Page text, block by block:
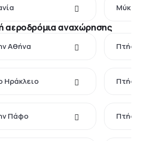
αεροδρόμια αναχώρησης
Αθήνα
Ηράκλειο
Πάφο